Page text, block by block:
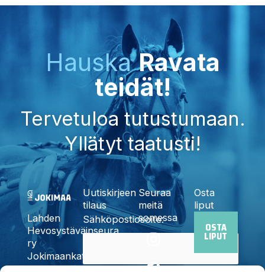
HauskaRavata
teidät!
Tervetuloa tutustumaan.
Yllätyt taatusti!
Lahden
Hevosystäväinseura
ry
Jokimaankatu
6, 15700
Uutiskirjeen
tilaus
Sähköpostiosoite:
Seuraa
meitä
somessa
I
s
F
c
X
t
Y
u
T
k
Osta
liput
OSTA
LIPUT